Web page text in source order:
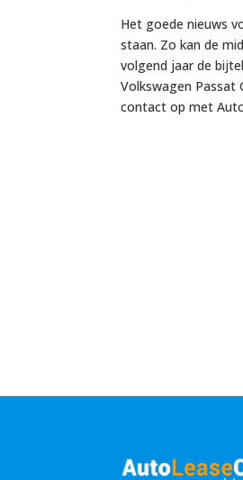
Het goede nieuws
staan. Zo kan de
volgend jaar de
Volkswagen
contact op met